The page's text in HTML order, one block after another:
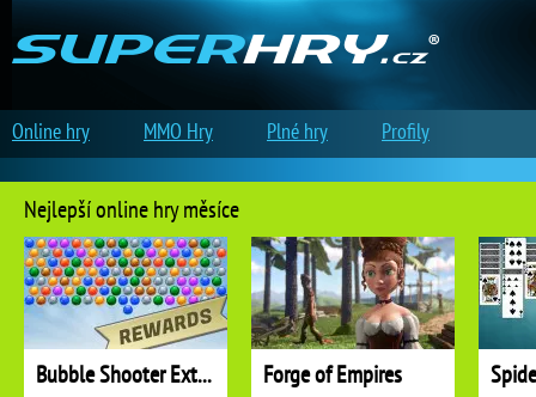
Nejlepší online hry měsíce
Bubble Shooter Extreme Forge of Empires
Online hry MMO Hry Plné hry Profily